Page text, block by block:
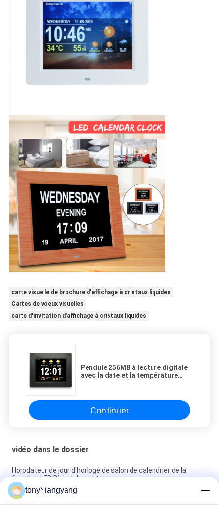
carte visuelle de brochure d'affichage à cristaux liquides
Cartes de voeux visuelles
carte d'invitation d'affichage à cristaux liquides
Pendule 256MB à lecture digitale
avec la date et la température
Continuer
vidéo dans le dossier
Horodateur de jour d'horloge de salon de calendrier de la
fonction LED Digital de petit somme
Pendule 256MB à lecture digitale avec la date et la
tony*jiangyang